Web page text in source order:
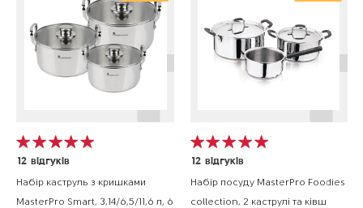
12 відгуків
Набір каструль з кришками
MasterPro Smart, 3,14/6,5/11,6 л, 6
12 відгуків
Набір посуду MasterPro Foodies
collection, 2 каструлі та ківш